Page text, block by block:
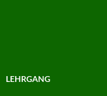
LEHRGANG